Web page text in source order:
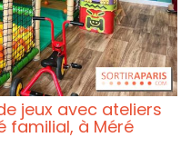
jeux avec ateliers
familial, à Méré